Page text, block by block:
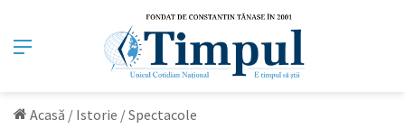
Meniu
Acasă / Istorie /Spectacole